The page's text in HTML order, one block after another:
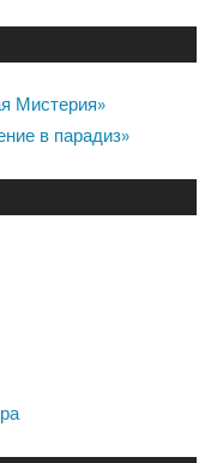
Мистерия»
в парадиз»